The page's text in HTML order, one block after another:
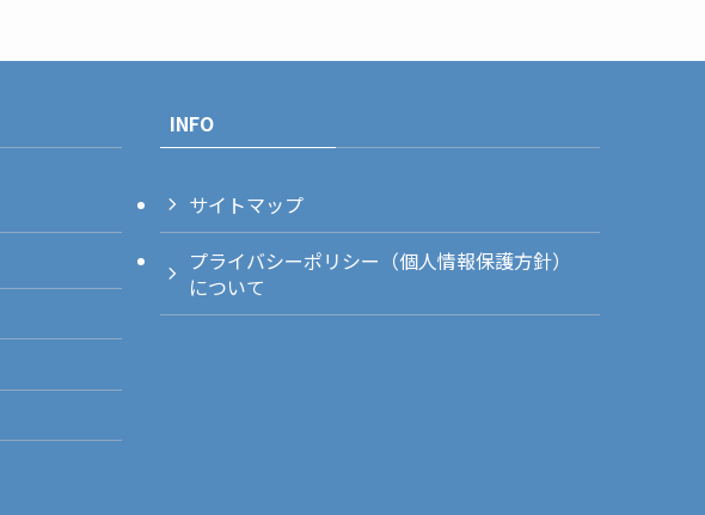
INFO
サイトマップ
プライバシーポリシー（個人情報保護方針）
について